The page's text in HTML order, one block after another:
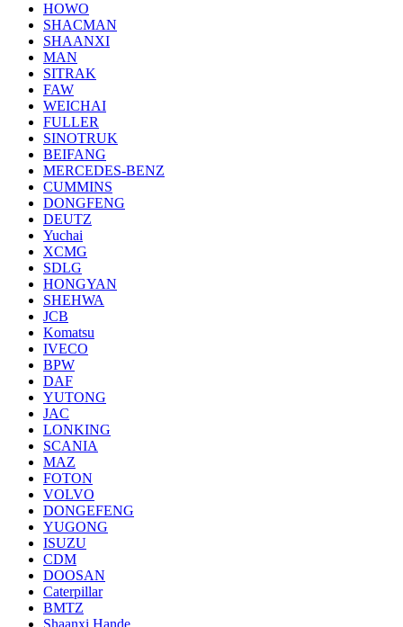
HOWO
SHACMAN
SHAANXI
MAN
SITRAK
FAW
WEICHAI
FULLER
SINOTRUK
BEIFANG
MERCEDES-BENZ
CUMMINS
DONGFENG
DEUTZ
Yuchai
XCMG
SDLG
HONGYAN
SHEHWA
JCB
Komatsu
IVECO
BPW
DAF
YUTONG
JAC
LONKING
SCANIA
MAZ
FOTON
VOLVO
DONGEFENG
YUGONG
ISUZU
CDM
DOOSAN
Caterpillar
BMTZ
Shaanxi Hande